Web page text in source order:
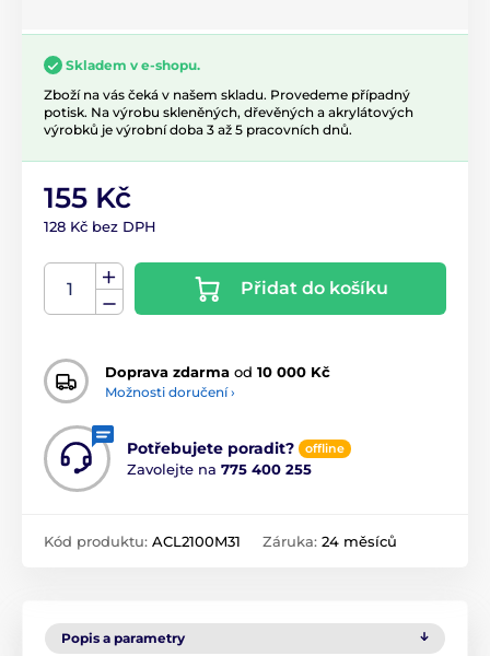
Skladem v e-shopu.
Zboží na vás čeká v našem skladu. Provedeme případný
potisk. Na výrobu skleněných, dřevěných a akrylátových
výrobků je výrobní doba 3 až 5 pracovních dnů.
155 Kč
128 Kč bez DPH
Přidat do košíku
Doprava zdarma od 10 000 Kč
Možnosti doručení ›
Potřebujete poradit? offline
Zavolejte na 775 400 255
Kód produktu: ACL2100M31 Záruka: 24 měsíců
Popis a parametry